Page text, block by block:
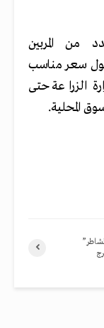
من المربين
سعر مناسب
الزراعة حتى